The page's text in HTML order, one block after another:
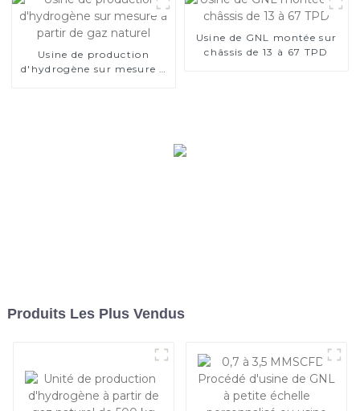
Usine de production
d'hydrogène sur mesure à
Usine de GNL montée sur
châssis de 13 à 67 TPD
Produits Les Plus Vendus